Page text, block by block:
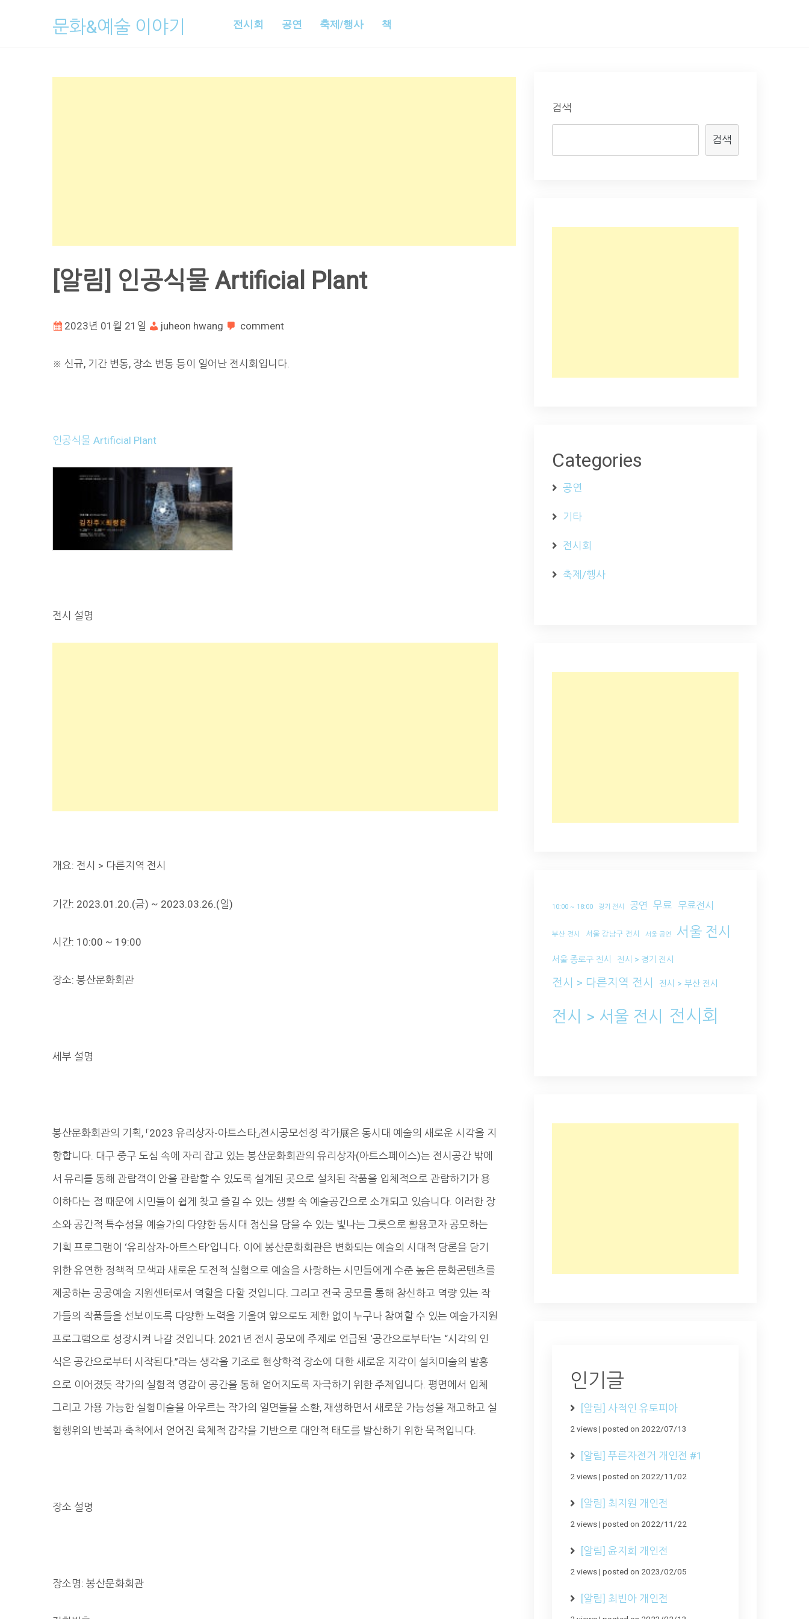
문화&예술 이야기 전시회 공연 축제/행사 책
[알림] 인공식물 Artificial Plant
2023년 01월 21일 juheon hwang comment
※ 신규, 기간 변동, 장소 변동 등이 일어난 전시회입니다.
인공식물 Artificial Plant
전시 설명
개요: 전시 > 다른지역 전시
기간: 2023.01.20.(금) ~ 2023.03.26.(일)
시간: 10:00 ~ 19:00
장소: 봉산문화회관
세부 설명
봉산문화회관의 기획, 「2023 유리상자-아트스타」전시공모선정 작가展은 동시대 예술의 새로운 시각을 지
향합니다. 대구 중구 도심 속에 자리 잡고 있는 봉산문화회관의 유리상자(아트스페이스)는 전시공간 밖에
서 유리를 통해 관람객이 안을 관람할 수 있도록 설계된 곳으로 설치된 작품을 입체적으로 관람하기가 용
이하다는 점 때문에 시민들이 쉽게 찾고 즐길 수 있는 생활 속 예술공간으로 소개되고 있습니다. 이러한 장
소와 공간적 특수성을 예술가의 다양한 동시대 정신을 담을 수 있는 빛나는 그릇으로 활용코자 공모하는
기획 프로그램이 ‘유리상자-아트스타’입니다. 이에 봉산문화회관은 변화되는 예술의 시대적 담론을 담기
위한 유연한 정책적 모색과 새로운 도전적 실험으로 예술을 사랑하는 시민들에게 수준 높은 문화콘텐츠를
제공하는 공공예술 지원센터로서 역할을 다할 것입니다. 그리고 전국 공모를 통해 참신하고 역량 있는 작
가들의 작품들을 선보이도록 다양한 노력을 기울여 앞으로도 제한 없이 누구나 참여할 수 있는 예술가지원
프로그램으로 성장시켜 나갈 것입니다. 2021년 전시 공모에 주제로 언급된 ‘공간으로부터’는 “시각의 인
식은 공간으로부터 시작된다.”라는 생각을 기조로 현상학적 장소에 대한 새로운 지각이 설치미술의 발흥
으로 이어졌듯 작가의 실험적 영감이 공간을 통해 얻어지도록 자극하기 위한 주제입니다. 평면에서 입체
그리고 가용 가능한 실험미술을 아우르는 작가의 일면들을 소환, 재생하면서 새로운 가능성을 재고하고 실
험행위의 반복과 축척에서 얻어진 육체적 감각을 기반으로 대안적 태도를 발산하기 위한 목적입니다.
장소 설명
장소명: 봉산문화회관
검색
검색
Categories
공연
기타
전시회
축제/행사
10:00 ~ 18:00 경기 전시 공연 무료 무료전시
부산 전시 서울 강남구 전시 서울 공연 서울 전시
서울 종로구 전시 전시 > 경기 전시
전시 > 다른지역 전시 전시 > 부산 전시
전시 > 서울 전시 전시회
인기글
[알림] 사적인 유토피아
2 views| posted on 2022/07/13
[알림] 푸른자전거 개인전 #1
2 views| posted on 2022/11/02
[알림] 최지원 개인전
2 views| posted on 2022/11/22
[알림] 윤지희 개인전
2 views| posted on 2023/02/05
[알림] 최빈아 개인전